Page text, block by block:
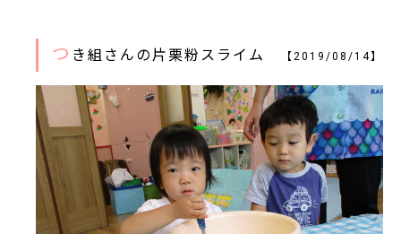
つ き組さんの片栗粉スライム 【2019/08/14】